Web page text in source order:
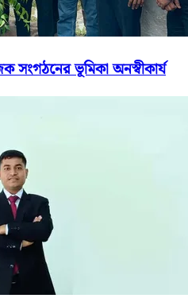
সংগঠনের ভূমিকা অনস্বীকার্য